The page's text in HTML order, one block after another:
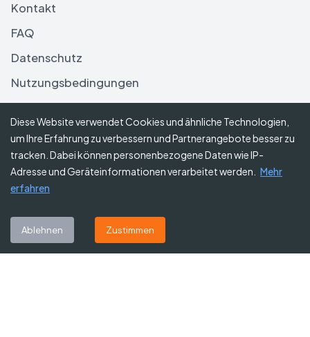
Kontakt
FAQ
Datenschutz
Nutzungsbedingungen
Haftungsausschluss
Folgen Sie uns
Diese Website verwendet Cookies und ähnliche Technologien,
um Ihre Erfahrung zu verbessern und Partnerangebote besser zu
tracken. Dabei können personenbezogene Daten wie IP-
Adresse und Geräteinformationen verarbeitet werden.
Mehr
erfahren
Ablehnen Zustimmen